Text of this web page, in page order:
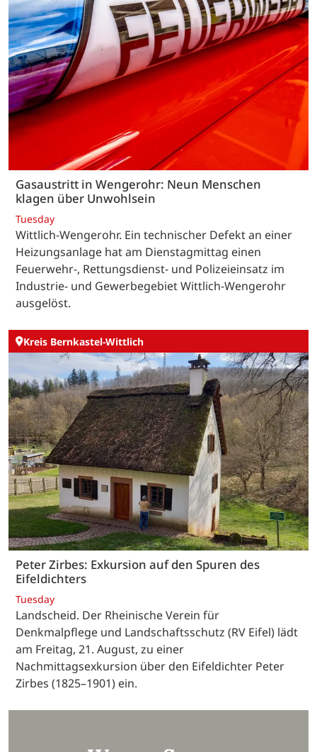
Gasaustritt in Wengerohr: Neun Menschen
klagen über Unwohlsein
Tuesday
Wittlich-Wengerohr. Ein technischer Defekt an einer
Heizungsanlage hat am Dienstagmittag einen
Feuerwehr-, Rettungsdienst- und Polizeieinsatz im
Industrie- und Gewerbegebiet Wittlich-Wengerohr
ausgelöst.
Kreis Bernkastel-Wittlich
Peter Zirbes: Exkursion auf den Spuren des
Eifeldichters
Tuesday
Landscheid. Der Rheinische Verein für
Denkmalpflege und Landschaftsschutz (RV Eifel) lädt
am Freitag, 21. August, zu einer
Nachmittagsexkursion über den Eifeldichter Peter
Zirbes (1825–1901) ein.